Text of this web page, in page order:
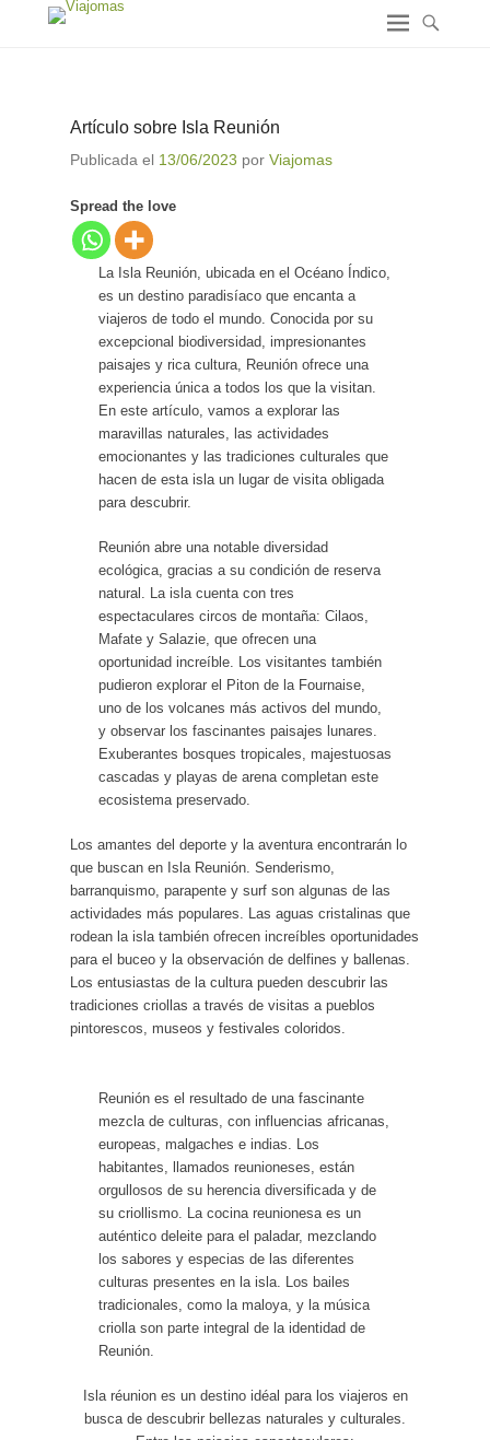
Artículo sobre Isla Reunión
Publicada el 13/06/2023 por Viajomas
Spread the love
La Isla Reunión, ubicada en el Océano Índico,
es un destino paradisíaco que encanta a
viajeros de todo el mundo. Conocida por su
excepcional biodiversidad, impresionantes
paisajes y rica cultura, Reunión ofrece una
experiencia única a todos los que la visitan.
En este artículo, vamos a explorar las
maravillas naturales, las actividades
emocionantes y las tradiciones culturales que
hacen de esta isla un lugar de visita obligada
para descubrir.
Reunión abre una notable diversidad
ecológica, gracias a su condición de reserva
natural. La isla cuenta con tres
espectaculares circos de montaña: Cilaos,
Mafate y Salazie, que ofrecen una
oportunidad increíble. Los visitantes también
pudieron explorar el Piton de la Fournaise,
uno de los volcanes más activos del mundo,
y observar los fascinantes paisajes lunares.
Exuberantes bosques tropicales, majestuosas
cascadas y playas de arena completan este
ecosistema preservado.
Los amantes del deporte y la aventura encontrarán lo
que buscan en Isla Reunión. Senderismo,
barranquismo, parapente y surf son algunas de las
actividades más populares. Las aguas cristalinas que
rodean la isla también ofrecen increíbles oportunidades
para el buceo y la observación de delfines y ballenas.
Los entusiastas de la cultura pueden descubrir las
tradiciones criollas a través de visitas a pueblos
pintorescos, museos y festivales coloridos.
Reunión es el resultado de una fascinante
mezcla de culturas, con influencias africanas,
europeas, malgaches e indias. Los
habitantes, llamados reunioneses, están
orgullosos de su herencia diversificada y de
su criollismo. La cocina reunionesa es un
auténtico deleite para el paladar, mezclando
los sabores y especias de las diferentes
culturas presentes en la isla. Los bailes
tradicionales, como la maloya, y la música
criolla son parte integral de la identidad de
Reunión.
Isla réunion es un destino idéal para los viajeros en
busca de descubrir bellezas naturales y culturales.